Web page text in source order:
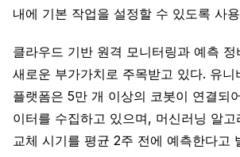
내에 기본 작업을 설정할 수 있도록 사
클라우드 기반 원격 모니터링과 예측 정
새로운 부가가치로 주목받고 있다. 유
플랫폼은 5만 개 이상의 코봇이 연결되
이터를 수집하고 있으며, 머신러닝 알
교체 시기를 평균 2주 전에 예측한다고